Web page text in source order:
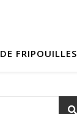
FRIPOUILLES